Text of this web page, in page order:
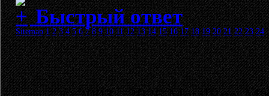
Быстрый ответ
Sitemap 1 2 3 4 5 6 7 8 9 10 11 12 13 14 15 16 17 18 19 20 21 22 23 24